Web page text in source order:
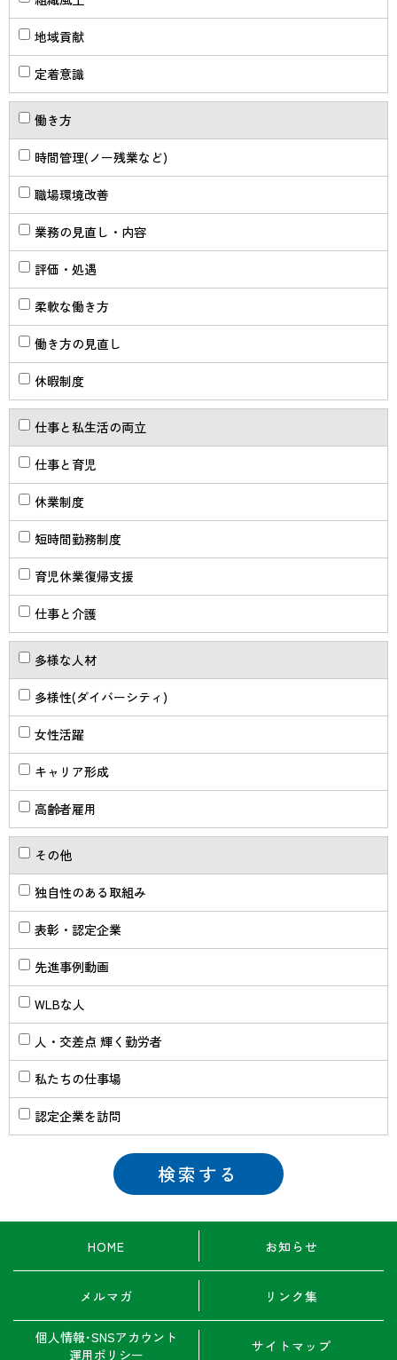
地域貢献
定着意識
働き方
時間管理(ノー残業など)
職場環境改善
業務の見直し・内容
評価・処遇
柔軟な働き方
働き方の見直し
休暇制度
仕事と私生活の両立
仕事と育児
休業制度
短時間勤務制度
育児休業復帰支援
仕事と介護
多様な人材
多様性(ダイバーシティ)
女性活躍
キャリア形成
高齢者雇用
その他
独自性のある取組み
表彰・認定企業
先進事例動画
WLBな人
人・交差点 輝く勤労者
私たちの仕事場
認定企業を訪問
HOME お知らせ
メルマガ リンク集
個人情報･SNSアカウント
運用ポリシー
サイトマップ